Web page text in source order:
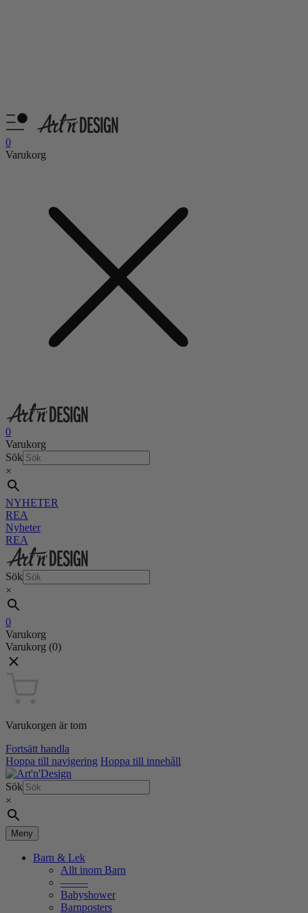
0
Varukorg
0
Varukorg
Sök
×
NYHETER
REA
Nyheter
REA
Sök
×
0
Varukorg
Varukorg (0)
Varukorgen är tom
Fortsätt handla
Hoppa till navigering Hoppa till innehåll
Sök
×
Meny
Barn & Lek
Allt inom Barn
——–
Babyshower
Barnposters